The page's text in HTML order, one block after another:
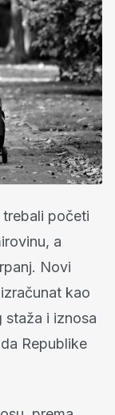
početi
a
Novi
kao
staža i iznosa
Republike